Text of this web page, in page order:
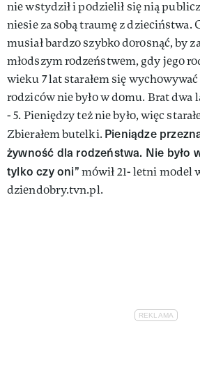
nie wstydził i podzielił się nią
niesie za sobą traumę z dzieciństwa.
musiał bardzo szybko dorosnąć, by
młodszym rodzeństwem, gdy jego
wieku 7 lat starałem się
rodziców nie było w domu. Brat dwa
- 5. Pieniędzy też nie było, więc
Zbierałem butelki. Pieniądze
żywność dla rodzeństwa. Nie było
tylko czy oni”mówił 21- letni model
dziendobry.tvn.pl.